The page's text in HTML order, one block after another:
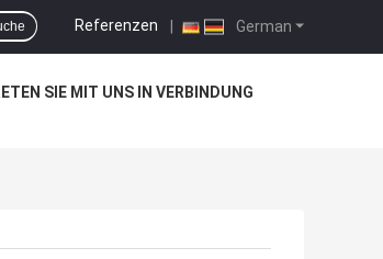
German
Referenzen |
SIE MIT UNS IN VERBINDUNG